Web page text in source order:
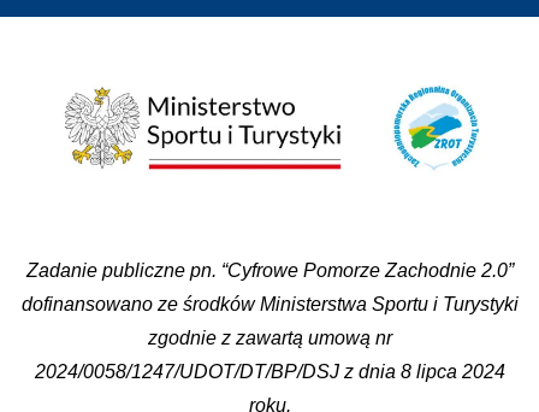
Zadanie publiczne pn. “Cyfrowe Pomorze Zachodnie 2.0”
dofinansowano ze środków Ministerstwa Sportu i Turystyki
zgodnie z zawartą umową nr
2024/0058/1247/UDOT/DT/BP/DSJ z dnia 8 lipca 2024
roku.